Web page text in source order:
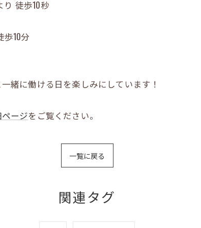
徒歩10秒
10分
緒に働ける日を楽しみにしています！
ージをご覧ください。
一覧に戻る
関連タグ